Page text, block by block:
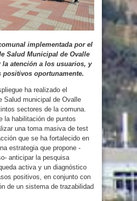
implementada por el
Salud Municipal de Ovalle
la atención a los usuarios, y
positivos oportunamente.
ha realizado el
Salud municipal de Ovalle
sectores de la comuna.
la habilitación de puntos
una toma masiva de test
que se ha fortalecido en
estrategia que propone -
anticipar la pesquisa
activa y un diagnóstico
positivos, en conjunto con
de un sistema de trazabilidad